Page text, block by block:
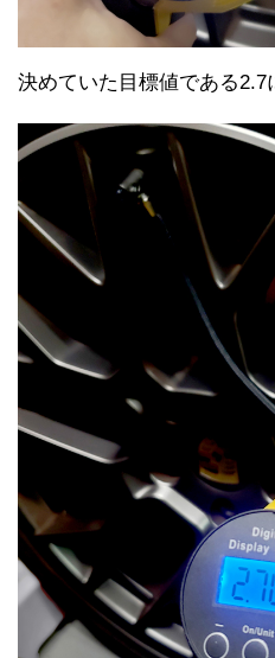
決めていた目標値である2.7